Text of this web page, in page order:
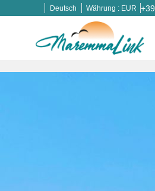
Deutsch Währung : EUR